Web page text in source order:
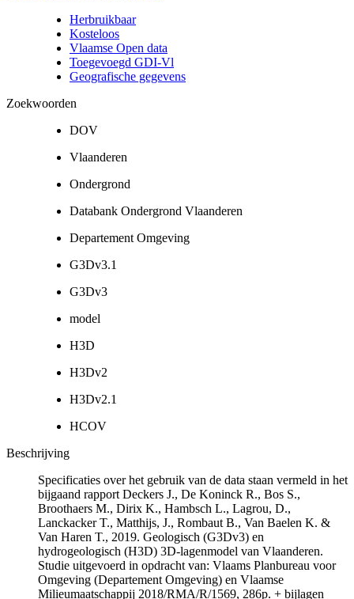
Herbruikbaar
Kosteloos
Vlaamse Open data
Toegevoegd GDI-Vl
Geografische gegevens
Zoekwoorden
DOV
Vlaanderen
Ondergrond
Databank Ondergrond Vlaanderen
Departement Omgeving
G3Dv3.1
G3Dv3
model
H3D
H3Dv2
H3Dv2.1
HCOV
Beschrijving
Specificaties over het gebruik van de data staan vermeld in het
bijgaand rapport Deckers J., De Koninck R., Bos S.,
Broothaers M., Dirix K., Hambsch L., Lagrou, D.,
Lanckacker T., Matthijs, J., Rombaut B., Van Baelen K. &
Van Haren T., 2019. Geologisch (G3Dv3) en
hydrogeologisch (H3D) 3D-lagenmodel van Vlaanderen.
Studie uitgevoerd in opdracht van: Vlaams Planbureau voor
Omgeving (Departement Omgeving) en Vlaamse
Milieumaatschappij 2018/RMA/R/1569, 286p. + bijlagen